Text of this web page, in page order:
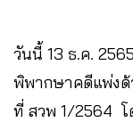
วันนี้ 13 ธ.ค.
พิพากษาคดีแพ่งด้
ที่ สวพ 1/2564 โ